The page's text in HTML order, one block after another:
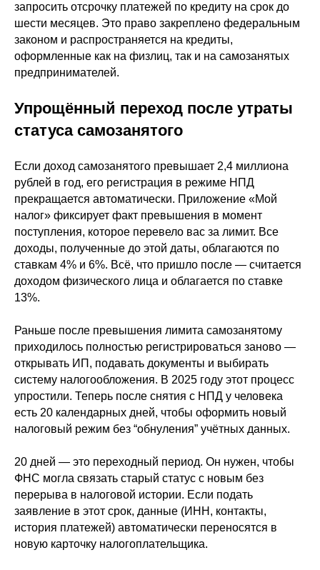
запросить отсрочку платежей по кредиту на срок до
шести месяцев. Это право закреплено федеральным
законом и распространяется на кредиты,
оформленные как на физлиц, так и на самозанятых
предпринимателей.
Упрощённый переход после утраты
статуса самозанятого
Если доход самозанятого превышает 2,4 миллиона
рублей в год, его регистрация в режиме НПД
прекращается автоматически. Приложение «Мой
налог» фиксирует факт превышения в момент
поступления, которое перевело вас за лимит. Все
доходы, полученные до этой даты, облагаются по
ставкам 4% и 6%. Всё, что пришло после — считается
доходом физического лица и облагается по ставке
13%.
Раньше после превышения лимита самозанятому
приходилось полностью регистрироваться заново —
открывать ИП, подавать документы и выбирать
систему налогообложения. В 2025 году этот процесс
упростили. Теперь после снятия с НПД у человека
есть 20 календарных дней, чтобы оформить новый
налоговый режим без “обнуления” учётных данных.
20 дней — это переходный период. Он нужен, чтобы
ФНС могла связать старый статус с новым без
перерыва в налоговой истории. Если подать
заявление в этот срок, данные (ИНН, контакты,
история платежей) автоматически переносятся в
новую карточку налогоплательщика.
Как принимать оплату
стран?
платежи проходят так же, как
российские. Клиент оплачивает в
валюте своей страны, а самозанятый
получает выплату в рублях в течение
двух рабочих дней.
Сервис автоматически формирует и
отправляет чек клиенту, а данные по
сделке передаёт в налоговую.
→Узнать подробнее
Как продавать услуги
и онлайн-продукты в
рассрочку?
LeadPay предлагает рассрочки от
ведущих банков России.